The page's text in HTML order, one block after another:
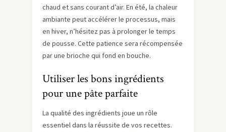
chaud et sans courant d’air. En été, la chaleur
ambiante peut accélérer le processus, mais
en hiver, n’hésitez pas à prolonger le temps
de pousse. Cette patience sera récompensée
par une brioche qui fond en bouche.
Utiliser les bons ingrédients
pour une pâte parfaite
La qualité des ingrédients joue un rôle
essentiel dans la réussite de vos recettes.